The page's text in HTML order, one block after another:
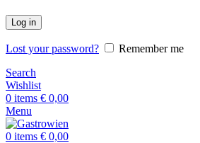
Log in
Lost your password?
Remember me
Search
Wishlist
0 items € 0,00
Menu
0 items € 0,00